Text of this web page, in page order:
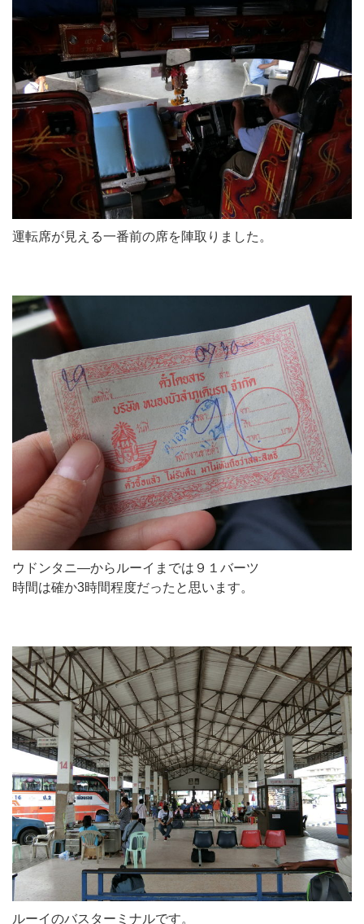
運転席が見える一番前の席を陣取りました。
ウドンタニ―からルーイまでは９１バーツ
時間は確か3時間程度だったと思います。
ルーイのバスターミナルです。